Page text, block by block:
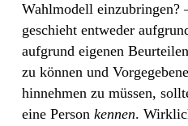
Wahlmodell einzubringen?
geschieht entweder
aufgrund eigenen
zu können und
hinnehmen zu müssen,
eine Person kennen.